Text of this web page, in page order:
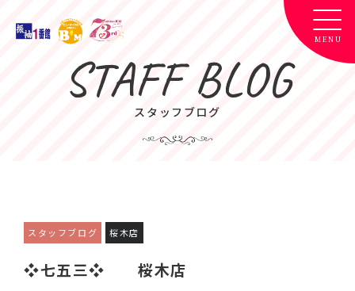
STAFF BLOG
スタッフブログ
スタッフブログ 桜木店
❖七五三❖ 桜木店